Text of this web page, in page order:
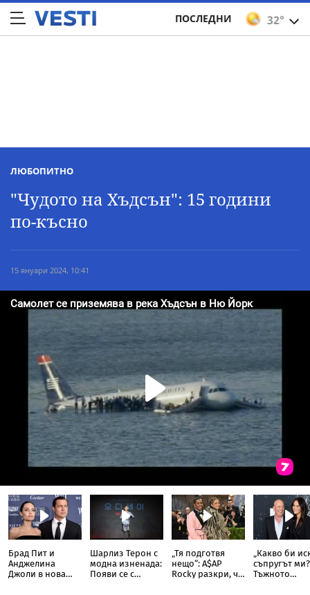
32°
ПОСЛЕДНИ
ЛЮБОПИТНО
"Чудото на Хъдсън": 15 години
по-късно
15 януари 2024, 10:41
Брад Пит и
Анджелина
Джоли в нова
Шарлиз Терон с
модна изненада:
Появи се с
„Тя подготвя
нещо“: A$AP
Rocky разкри, че
„Какво би
съпругът
Тъжното